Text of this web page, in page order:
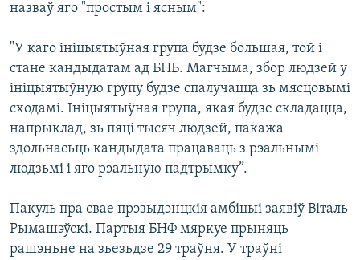
назваў яго "простым і ясным":
"У каго ініцыятыўная група будзе большая, той і
стане кандыдатам ад БНБ. Магчыма, збор людзей у
ініцыятыўную групу будзе спалучацца зь мясцовымі
сходамі. Ініцыятыўная група, якая будзе складацца,
напрыклад, зь пяці тысяч людзей, пакажа
здольнасьць кандыдата працаваць з рэальнымі
людзьмі і яго рэальную падтрымку”.
Пакуль пра свае прэзыдэнцкія амбіцыі заявіў Віталь
Рымашэўскі. Партыя БНФ мяркуе прыняць
рашэньне на зьезьдзе 29 траўня. У траўні